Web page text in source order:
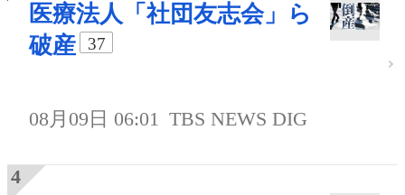
医療法人「社団友志会」ら
破産
37
08月09日 06:01 TBS NEWS DIG